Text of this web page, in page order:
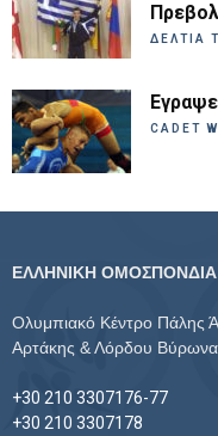
ΔΕΛΤΙΑ
Εγραψε
CADET
ΕΛΛΗΝΙΚΗ
Ολυμπιακό Κέντρο Πάλης
Αρτάκης & Λόρδου
+30 210 3307176-77
+30 210 3307178